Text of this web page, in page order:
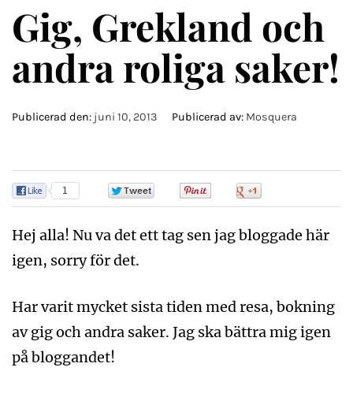
Gig, Grekland och
andra roliga saker!
Publicerad den: juni 10, 2013 Publicerad av: Mosquera
1
Hej alla! Nu va det ett tag sen jag bloggade här
igen, sorry för det.
Har varit mycket sista tiden med resa, bokning
av gig och andra saker. Jag ska bättra mig igen
på bloggandet!